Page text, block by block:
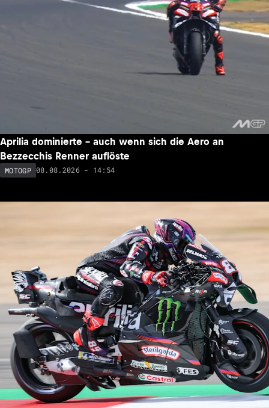
Aprilia dominierte – auch wenn sich die Aero an
Bezzecchis Renner auflöste
MOTOGP 08.08.2026 - 14:54